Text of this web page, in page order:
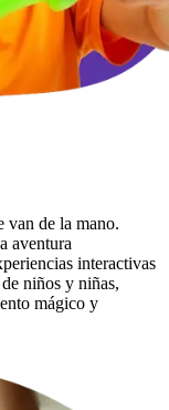
van de la mano.
aventura
interactivas
niños y niñas,
mágico y